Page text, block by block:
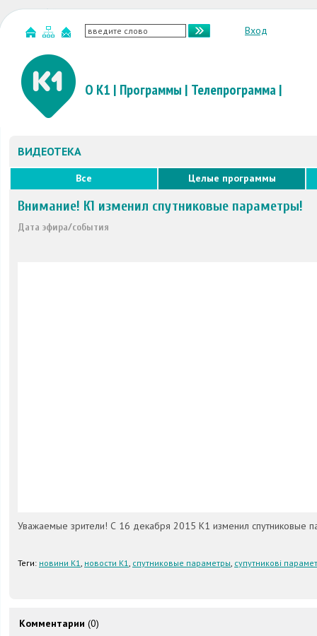
Вход
О К1 | Программы | Телепрограмма|
ВИДЕОТЕКА
Все Целые программы
Внимание! К1 изменил спутниковые параметры!
Дата эфира/события
Уважаемые зрители! С 16 декабря 2015 К1 изменил спутниковые
Теги: новини К1, новости К1, спутниковые параметры, супутникові
Комментарии (0)